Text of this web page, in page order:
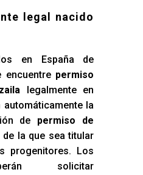
legal nacido
en España de
encuentre permiso
legalmente en
automáticamente la
de permiso de
de la que sea titular
progenitores. Los
solicitar